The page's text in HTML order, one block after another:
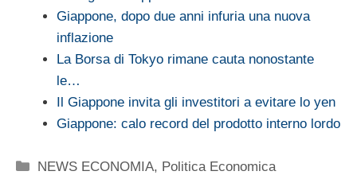
Giappone, dopo due anni infuria una nuova
inflazione
La Borsa di Tokyo rimane cauta nonostante
le…
Il Giappone invita gli investitori a evitare lo yen
Giappone: calo record del prodotto interno lordo
Categorie
NEWS ECONOMIA, Politica Economica